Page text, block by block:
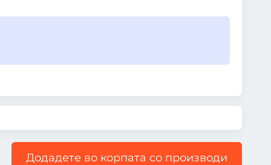
Додадете во корпата со производи